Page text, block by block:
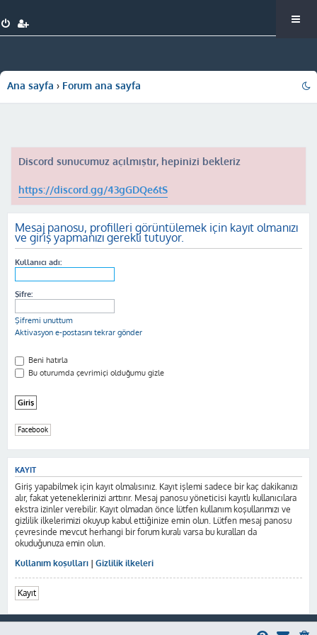
Ana sayfa Forum ana sayfa
Discord sunucumuz açılmıştır, hepinizi bekleriz
https://discord.gg/43gGDQe6tS
Mesaj panosu, profilleri görüntülemek için kayıt olmanızı
ve giriş yapmanızı gerekli tutuyor.
Kullanıcı adı:
Şifre:
Şifremi unuttum
Aktivasyon e-postasını tekrar gönder
Beni hatırla
Bu oturumda çevrimiçi olduğumu gizle
Facebook
KAYIT
Giriş yapabilmek için kayıt olmalısınız. Kayıt işlemi sadece bir kaç dakikanızı
alır, fakat yeteneklerinizi arttırır. Mesaj panosu yöneticisi kayıtlı kullanıcılara
ekstra izinler verebilir. Kayıt olmadan önce lütfen kullanım koşullarımızı ve
gizlilik ilkelerimizi okuyup kabul ettiğinize emin olun. Lütfen mesaj panosu
çevresinde mevcut herhangi bir forum kuralı varsa bu kuralları da
okuduğunuza emin olun.
Kullanım koşulları | Gizlilik ilkeleri
Kayıt